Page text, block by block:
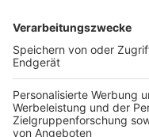
TOP-VEREINE